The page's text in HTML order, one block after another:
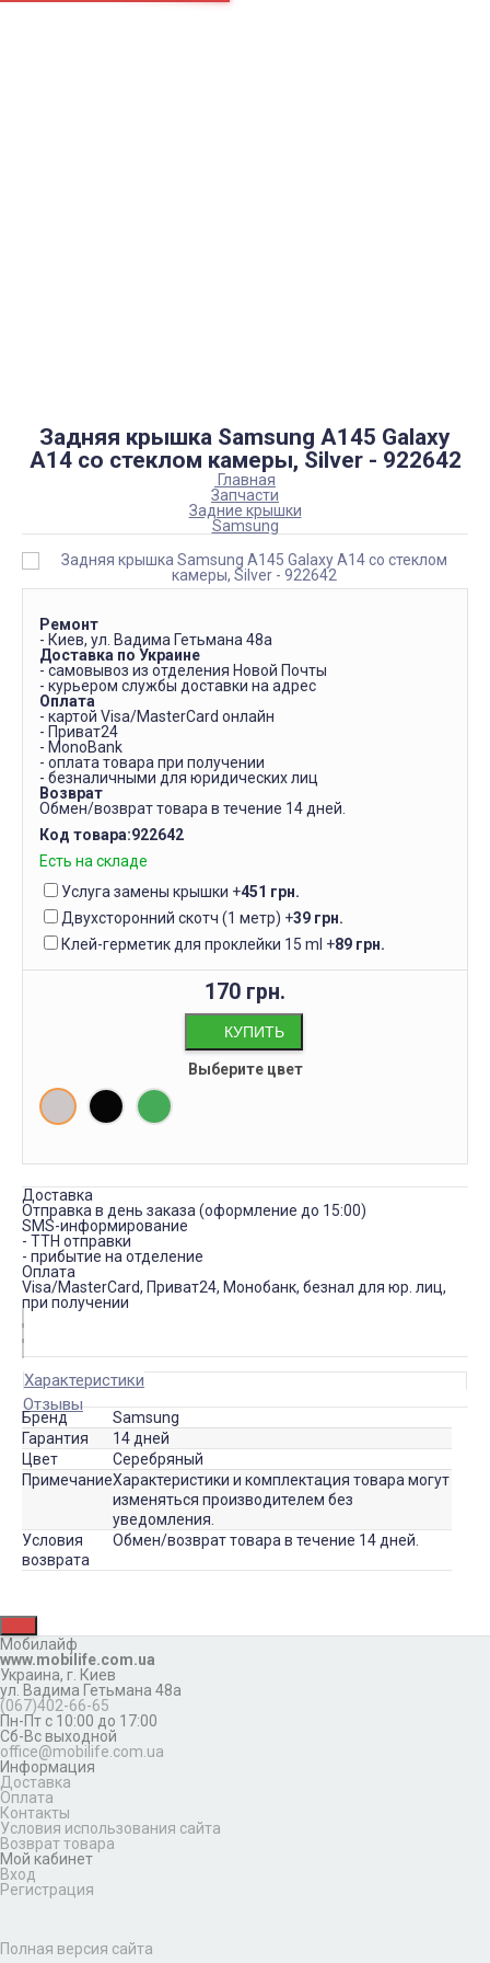
Задняя крышка Samsung A145 Galaxy
A14 со стеклом камеры, Silver - 922642
Главная
Запчасти
Задние крышки
Samsung
Ремонт
- Киев, ул. Вадима Гетьмана 48а
Доставка по Украине
- самовывоз из отделения Новой Почты
- курьером службы доставки на адрес
Оплата
- картой Visa/MasterCard онлайн
- Приват24
- MonoBank
- оплата товара при получении
- безналичными для юридических лиц
Возврат
Обмен/возврат товара в течение 14 дней.
Код товара:922642
Есть на складе
Услуга замены крышки +451 грн.
Двухсторонний скотч (1 метр) +39 грн.
Клей-герметик для проклейки 15 ml +89 грн.
170 грн.
КУПИТЬ
Выберите цвет
Доставка
Отправка в день заказа (оформление до 15:00)
SMS-информирование
- ТТН отправки
- прибытие на отделение
Оплата
Visa/MasterCard, Приват24, Монобанк, безнал для юр. лиц,
при получении
Характеристики
Отзывы
Бренд
Samsung
Гарантия
14 дней
Цвет
Серебряный
ПримечаниеХарактеристики и комплектация товара могут
изменяться производителем без
уведомления.
Условия
возврата
Обмен/возврат товара в течение 14 дней.
Мобилайф
www.mobilife.com.ua
Украина, г. Киев
ул. Вадима Гетьмана 48а
(067)402-66-65
Пн-Пт с 10:00 до 17:00
Сб-Вс выходной
office@mobilife.com.ua
Информация
Доставка
Оплата
Контакты
Условия использования сайта
Возврат товара
Мой кабинет
Вход
Регистрация
Полная версия сайта